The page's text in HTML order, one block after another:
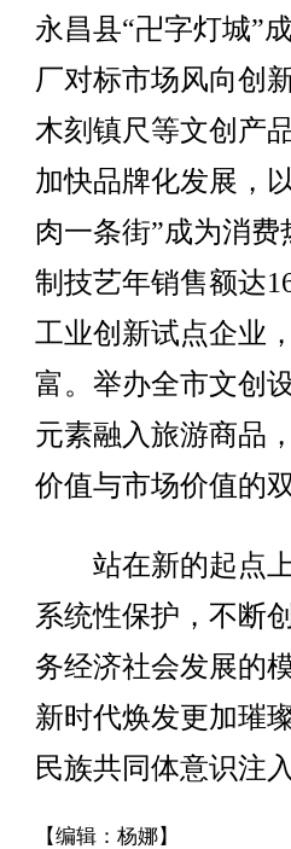
永昌县“卍字灯城”
厂对标市场风向创
木刻镇尺等文创产
加快品牌化发展，
肉一条街”成为消
制技艺年销售额达
工业创新试点企业
富。举办全市文创
元素融入旅游商品
价值与市场价值的双
站在新的起点上
系统性保护，不断
务经济社会发展的
新时代焕发更加璀
民族共同体意识注
【编辑：杨娜】